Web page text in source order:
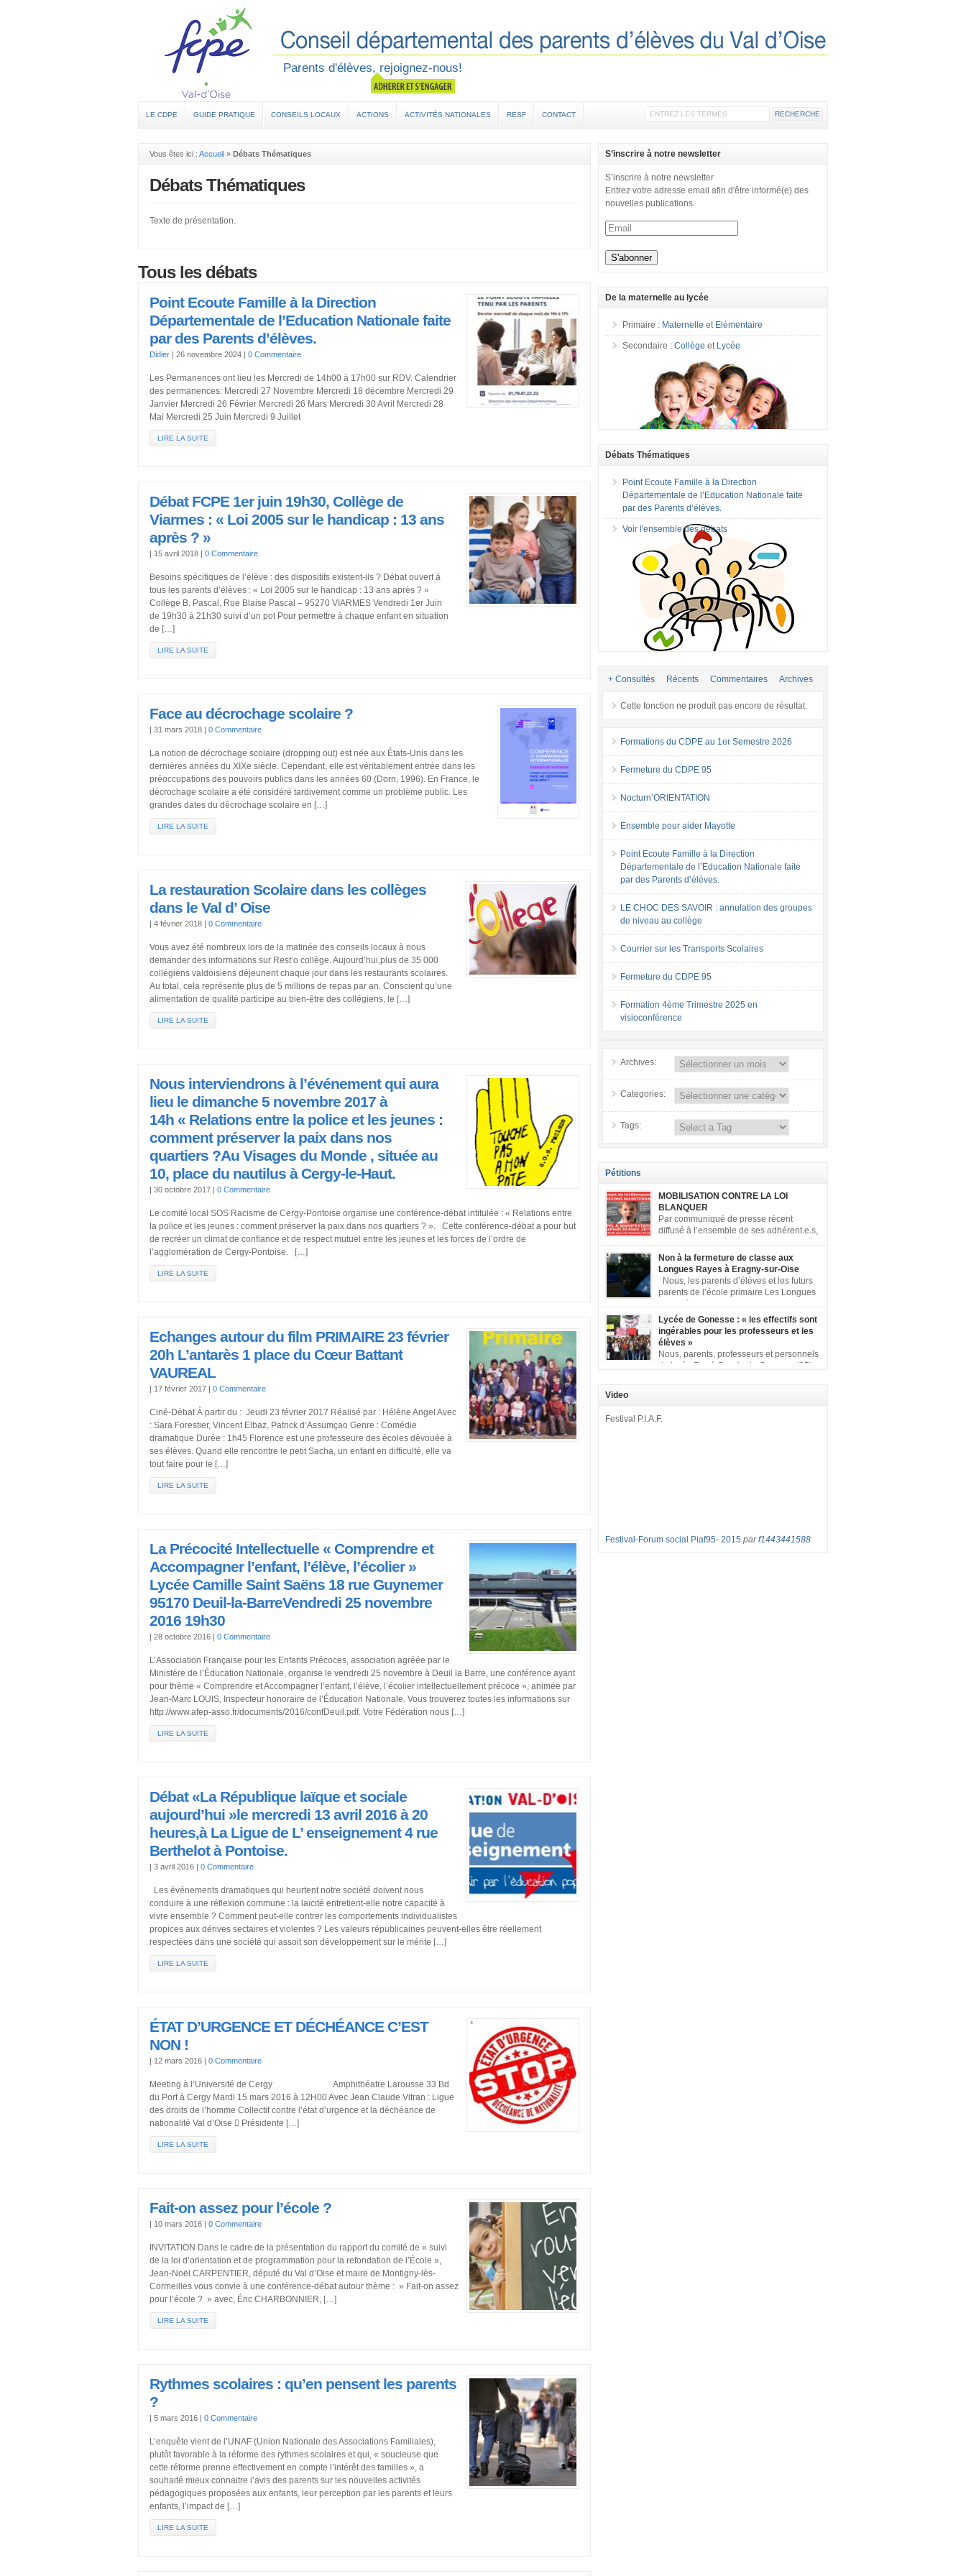
Parents d'élèves, rejoignez-nous!
LE CDPE GUIDE PRATIQUE CONSEILS LOCAUX ACTIONS ACTIVITÉS NATIONALES RESF CONTACT
Vous êtes ici : Accueil » Débats Thématiques
Débats Thématiques
Texte de présentation.
Tous les débats
Point Ecoute Famille à la Direction
Départementale de l’Education Nationale faite
par des Parents d’élèves.
Didier | 26 novembre 2024 | 0 Commentaire
Les Permanences ont lieu les Mercredi de 14h00 à 17h00 sur RDV. Calendrier
des permanences: Mercredi 27 Novembre Mercredi 18 décembre Mercredi 29
Janvier Mercredi 26 Février Mercredi 26 Mars Mercredi 30 Avril Mercredi 28
Mai Mercredi 25 Juin Mercredi 9 Juillet
LIRE LA SUITE
Débat FCPE 1er juin 19h30, Collège de
Viarmes : « Loi 2005 sur le handicap : 13 ans
après ? »
| 15 avril 2018 | 0 Commentaire
Besoins spécifiques de l’élève : des dispositifs existent-ils ? Débat ouvert à
tous les parents d’élèves : « Loi 2005 sur le handicap : 13 ans après ? »
Collège B. Pascal, Rue Blaise Pascal – 95270 VIARMES Vendredi 1er Juin
de 19h30 à 21h30 suivi d’un pot Pour permettre à chaque enfant en situation
de […]
LIRE LA SUITE
Face au décrochage scolaire ?
| 31 mars 2018 | 0 Commentaire
La notion de décrochage scolaire (dropping out) est née aux États-Unis dans les
dernières années du XIXe siècle. Cependant, elle est véritablement entrée dans les
préoccupations des pouvoirs publics dans les années 60 (Dorn, 1996). En France, le
décrochage scolaire a été considéré tardivement comme un problème public. Les
grandes dates du décrochage scolaire en […]
LIRE LA SUITE
La restauration Scolaire dans les collèges
dans le Val d’ Oise
| 4 février 2018 | 0 Commentaire
Vous avez été nombreux lors de la matinée des conseils locaux à nous
demander des informations sur Rest’o collège. Aujourd’hui,plus de 35 000
collégiens valdoisiens déjeunent chaque jour dans les restaurants scolaires.
Au total, cela représente plus de 5 millions de repas par an. Conscient qu’une
alimentation de qualité participe au bien-être des collégiens, le […]
LIRE LA SUITE
Nous interviendrons à l’événement qui aura
lieu le dimanche 5 novembre 2017 à
14h « Relations entre la police et les jeunes :
comment préserver la paix dans nos
quartiers ?Au Visages du Monde , située au
10, place du nautilus à Cergy-le-Haut.
| 30 octobre 2017 | 0 Commentaire
Le comité local SOS Racisme de Cergy-Pontoise organise une conférence-débat intitulée : « Relations entre
la police et les jeunes : comment préserver la paix dans nos quartiers ? ». Cette conférence-débat a pour but
de recréer un climat de confiance et de respect mutuel entre les jeunes et les forces de l’ordre de
l’agglomération de Cergy-Pontoise. […]
LIRE LA SUITE
Echanges autour du film PRIMAIRE 23 février
20h L’antarès 1 place du Cœur Battant
VAUREAL
| 17 février 2017 | 0 Commentaire
Ciné-Débat À partir du : Jeudi 23 février 2017 Réalisé par : Hélène Angel Avec
: Sara Forestier, Vincent Elbaz, Patrick d’Assumçao Genre : Comédie
dramatique Durée : 1h45 Florence est une professeure des écoles dévouée à
ses élèves. Quand elle rencontre le petit Sacha, un enfant en difficulté, elle va
tout faire pour le […]
LIRE LA SUITE
La Précocité Intellectuelle « Comprendre et
Accompagner l’enfant, l’élève, l’écolier »
Lycée Camille Saint Saëns 18 rue Guynemer
95170 Deuil-la-BarreVendredi 25 novembre
2016 19h30
| 28 octobre 2016 | 0 Commentaire
L’Association Française pour les Enfants Précoces, association agréée par le
Ministère de l’Éducation Nationale, organise le vendredi 25 novembre à Deuil la Barre, une conférence ayant
pour thème « Comprendre et Accompagner l’enfant, l’élève, l’écolier intellectuellement précoce », animée par
Jean-Marc LOUIS, Inspecteur honoraire de l’Éducation Nationale. Vous trouverez toutes les informations sur
http://www.afep-asso.fr/documents/2016/confDeuil.pdf. Votre Fédération nous […]
LIRE LA SUITE
Débat «La République laïque et sociale
aujourd’hui »le mercredi 13 avril 2016 à 20
heures,à La Ligue de L’ enseignement 4 rue
Berthelot à Pontoise.
| 3 avril 2016 | 0 Commentaire
Les événements dramatiques qui heurtent notre société doivent nous
conduire à une réflexion commune : la laïcité entretient-elle notre capacité à
vivre ensemble ? Comment peut-elle contrer les comportements individualistes
propices aux dérives sectaires et violentes ? Les valeurs républicaines peuvent-elles être réellement
respectées dans une société qui assoit son développement sur le mérite […]
LIRE LA SUITE
ÉTAT D’URGENCE ET DÉCHÉANCE C’EST
NON !
| 12 mars 2016 | 0 Commentaire
Meeting à l’Université de Cergy Amphithéatre Larousse 33 Bd
du Port à Cergy Mardi 15 mars 2016 à 12H00 Avec Jean Claude Vitran : Ligue
des droits de l’homme Collectif contre l’état d’urgence et la déchéance de
nationalité Val d’Oise  Présidente […]
LIRE LA SUITE
Fait-on assez pour l’école ?
| 10 mars 2016 | 0 Commentaire
INVITATION Dans le cadre de la présentation du rapport du comité de « suivi
de la loi d’orientation et de programmation pour la refondation de l’École »,
Jean-Noël CARPENTIER, député du Val d’Oise et maire de Montigny-lès-
Cormeilles vous convie à une conférence-débat autour thème : » Fait-on assez
pour l’école ? » avec, Éric CHARBONNIER, […]
LIRE LA SUITE
Rythmes scolaires : qu’en pensent les parents
?
| 5 mars 2016 | 0 Commentaire
L’enquête vient de l’UNAF (Union Nationale des Associations Familiales),
plutôt favorable à la réforme des rythmes scolaires et qui, « soucieuse que
cette réforme prenne effectivement en compte l’intérêt des familles », a
souhaité mieux connaitre l’avis des parents sur les nouvelles activités
pédagogiques proposées aux enfants, leur perception par les parents et leurs
enfants, l’impact de […]
LIRE LA SUITE
S’inscrire à notre newsletter
S’inscrire à notre newsletter
Entrez votre adresse email afin d'être informé(e) des
nouvelles publications.
De la maternelle au lycée
Primaire : Maternelle et Elémentaire
Secondaire :Collège et Lycée
Débats Thématiques
Point Ecoute Famille à la Direction
Départementale de l’Education Nationale faite
par des Parents d’élèves.
Voir l'ensemble des débats
+ Consultés Récents Commentaires Archives
Cette fonction ne produit pas encore de résultat.
Formations du CDPE au 1er Semestre 2026
Fermeture du CDPE 95
Nocturn’ORIENTATION
Ensemble pour aider Mayotte
Point Ecoute Famille à la Direction
Départementale de l’Education Nationale faite
par des Parents d’élèves.
LE CHOC DES SAVOIR : annulation des groupes
de niveau au collège
Courrier sur les Transports Scolaires
Fermeture du CDPE 95
Formation 4ème Trimestre 2025 en
visioconférence
Archives:
Categories:
Tags:
Pétitions
MOBILISATION CONTRE LA LOI
BLANQUER
Par communiqué de presse récent
diffusé à l’ensemble de ses adhérent.e.s,
se mobiliser contre la loi Blanquer dite « Ecole de la
confiance ». Pour vous aider à organiser les actions
localement, la FCPE met à votre disposition ce kit de
mobilisation comprenant : 1 affiche appelant […]
Non à la fermeture de classe aux
Longues Rayes à Eragny-sur-Oise
Nous, les parents d’élèves et les futurs
parents de l’école primaire Les Longues
cette pétition pour dire « NON à la fermeture de classe
aux Longues Rayes ». Non à la dégradation continue
des conditions d’accueil et d’apprentissage de nos
enfants à l’école primaire. Chaque enfant a droit à […]
Lycée de Gonesse : « les effectifs sont
ingérables pour les professeurs et les
élèves »
Nous, parents, professeurs et personnels
du lycée René Cassin de Gonesse (95),
dénoncer les classes surchargées, en cette rentrée
et 35 élèves ! – de nombreuses classes de première et
Video
Festival P.I.A.F.
Festival-Forum social Piaf95- 2015 parf1443441588